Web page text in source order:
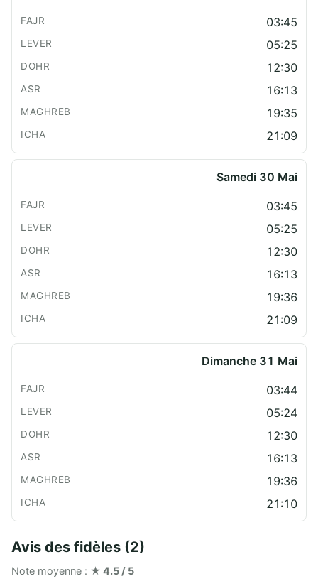
03:45
05:25
12:30
16:13
19:35
21:09
Samedi 30 Mai
03:45
05:25
12:30
16:13
19:36
21:09
Dimanche 31 Mai
03:44
05:24
12:30
16:13
19:36
21:10
Avis des fidèles (2)
Note moyenne : ★ 4.5 / 5